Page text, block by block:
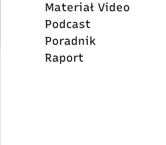
Materiał Video
Podcast
Poradnik
Raport